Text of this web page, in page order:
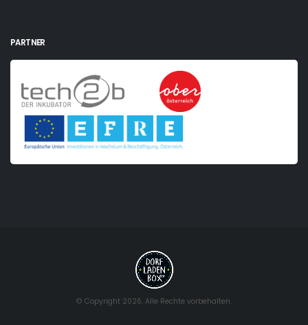
PARTNER
© Copyright 2026. Alle Rechte vorbehalten.